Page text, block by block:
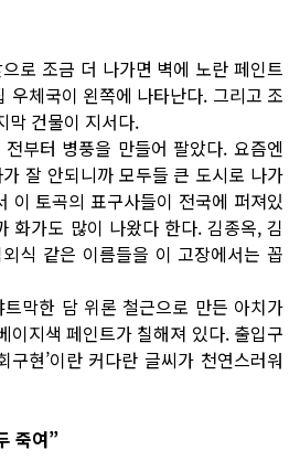
로 조금 더 나가면 벽에 노란 페인트
우체국이 왼쪽에 나타난다. 그리고 조
막 건물이 지서다.
부터 병풍을 만들어 팔았다. 요즘엔
잘 안되니까 모두들 큰 도시로 나가
이 토곡의 표구사들이 전국에 퍼져있
화가도 많이 나왔다 한다. 김종옥, 김
식 같은 이름들을 이 고장에서는 꼽
막한 담 위론 철근으로 만든 아치가
이지색 페인트가 칠해져 있다. 출입구
구현’이란 커다란 글씨가 천연스러워
죽여”